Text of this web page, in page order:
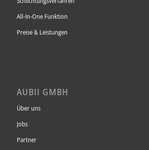
All-In-One Funktion
Preise & Leistungen
AUBII GMBH
Über uns
Jobs
Partner